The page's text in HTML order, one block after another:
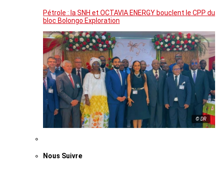
Pétrole : la SNH et OCTAVIA ENERGY bouclent le CPP du
bloc Bolongo Exploration
© DR
Nous Suivre